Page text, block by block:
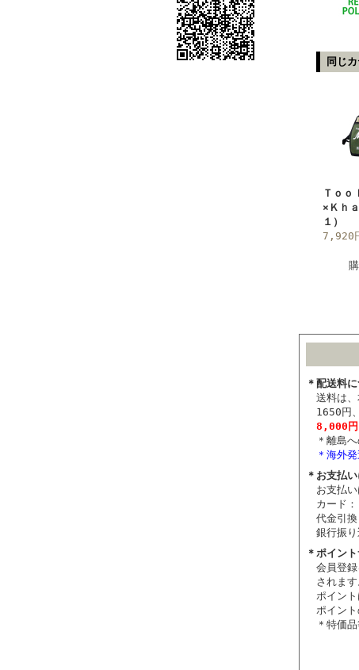
同じ
Ｔｏｏ
×Ｋｈ
１）
7,920
＊配送料
送料は
1650円
8,000
＊離島
＊海外
＊お支払
お支払
カード
代金引
銀行振り
＊ポイン
会員登
されます
ポイン
ポイン
＊特価